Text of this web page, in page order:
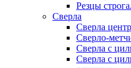
Резцы
Сверла
Сверла
Сверло-
Сверла с
Сверла с